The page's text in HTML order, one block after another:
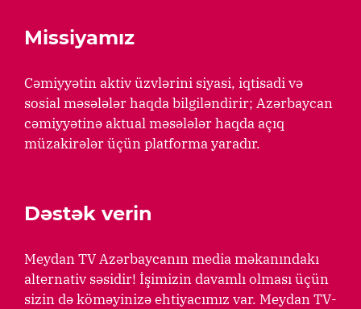
Missiyamız
Cəmiyyətin aktiv üzvlərini siyasi, iqtisadi və
sosial məsələlər haqda bilgiləndirir; Azərbaycan
cəmiyyətinə aktual məsələlər haqda açıq
müzakirələr üçün platforma yaradır.
Dəstək verin
Meydan TV Azərbaycanın media məkanındakı
alternativ səsidir! İşimizin davamlı olması üçün
sizin də köməyinizə ehtiyacımız var. Meydan TV-